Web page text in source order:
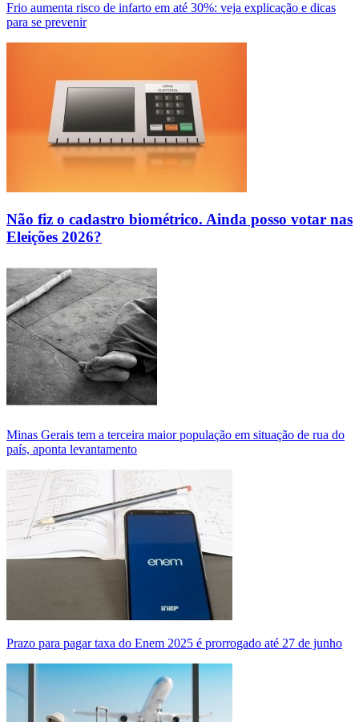
Frio aumenta risco de infarto em até 30%: veja explicação e dicas
para se prevenir
Não fiz o cadastro biométrico. Ainda posso votar nas
Eleições 2026?
Minas Gerais tem a terceira maior população em situação de rua do
país, aponta levantamento
Prazo para pagar taxa do Enem 2025 é prorrogado até 27 de junho